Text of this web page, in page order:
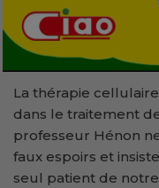
La thérapie
dans le traitement
professeur Hénon
faux espoirs et
seul patient de